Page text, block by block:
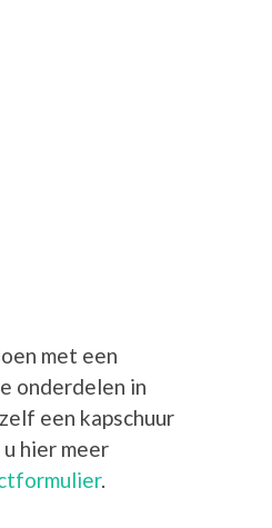
met een
onderdelen in
een kapschuur
hier meer
.